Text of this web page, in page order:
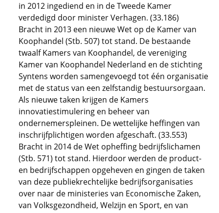
in 2012 ingediend en in de Tweede Kamer
verdedigd door minister Verhagen. (33.186)
Bracht in 2013 een nieuwe Wet op de Kamer van
Koophandel (Stb. 507) tot stand. De bestaande
twaalf Kamers van Koophandel, de vereniging
Kamer van Koophandel Nederland en de stichting
Syntens worden samengevoegd tot één organisatie
met de status van een zelfstandig bestuursorgaan.
Als nieuwe taken krijgen de Kamers
innovatiestimulering en beheer van
ondernemerspleinen. De wettelijke heffingen van
inschrijfplichtigen worden afgeschaft. (33.553)
Bracht in 2014 de Wet opheffing bedrijfslichamen
(Stb. 571) tot stand. Hierdoor werden de product-
en bedrijfschappen opgeheven en gingen de taken
van deze publiekrechtelijke bedrijfsorganisaties
over naar de ministeries van Economische Zaken,
van Volksgezondheid, Welzijn en Sport, en van